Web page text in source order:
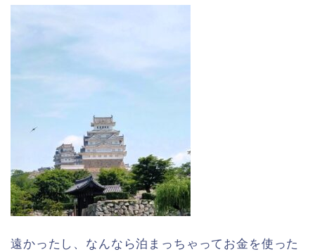
遠かったし、なんなら泊まっちゃってお金を使った